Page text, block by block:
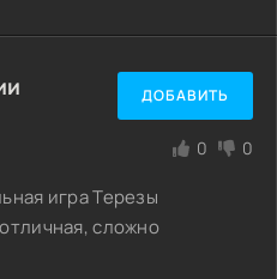
ДОБАВИТЬ
0 0
игра Терезы
сложно